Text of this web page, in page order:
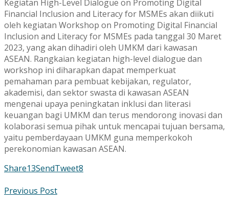
Kegiatan High-Level Dialogue on Promoting Digital
Financial Inclusion and Literacy for MSMEs akan diikuti
oleh kegiatan Workshop on Promoting Digital Financial
Inclusion and Literacy for MSMEs pada tanggal 30 Maret
2023, yang akan dihadiri oleh UMKM dari kawasan
ASEAN. Rangkaian kegiatan high-level dialogue dan
workshop ini diharapkan dapat memperkuat
pemahaman para pembuat kebijakan, regulator,
akademisi, dan sektor swasta di kawasan ASEAN
mengenai upaya peningkatan inklusi dan literasi
keuangan bagi UMKM dan terus mendorong inovasi dan
kolaborasi semua pihak untuk mencapai tujuan bersama,
yaitu pemberdayaan UMKM guna memperkokoh
perekonomian kawasan ASEAN.
Share13SendTweet8
Previous Post